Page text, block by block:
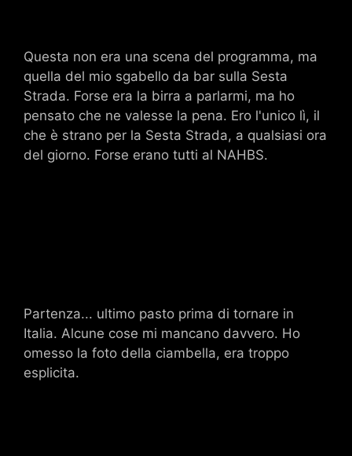
Questa non era una scena del programma, ma
quella del mio sgabello da bar sulla Sesta
Strada. Forse era la birra a parlarmi, ma ho
pensato che ne valesse la pena. Ero l'unico lì, il
che è strano per la Sesta Strada, a qualsiasi ora
del giorno. Forse erano tutti al NAHBS.
Partenza... ultimo pasto prima di tornare in
Italia. Alcune cose mi mancano davvero. Ho
omesso la foto della ciambella, era troppo
esplicita.